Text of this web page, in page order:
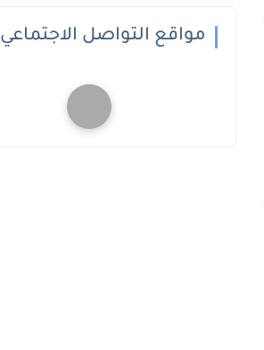
مواقع التواصل الاجتماعي